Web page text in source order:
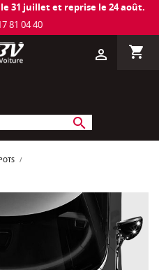
31 juillet et reprise le 24 août.
81 04 40
shopping_cart
person_outline
search